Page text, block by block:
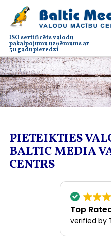
ISO sertificēts valodu
pakalpojumu uzņēmums ar
30 gadu pieredzi
PIETEIKTIES
BALTIC MEDIA
CENTRS
Top
verified by